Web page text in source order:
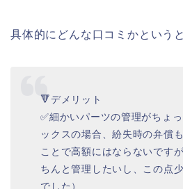
具体的にどんな口コミかという
🔻デメリット
✅細かいパーツの管理がちょ
ックスの場合、紛失時の弁償
ことで高額にはならないです
ちんと管理したいし、この点
でした）